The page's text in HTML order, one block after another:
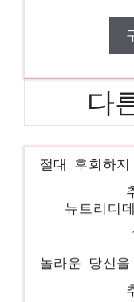
다
절대 후회하
뉴트리디
놀라운 당신